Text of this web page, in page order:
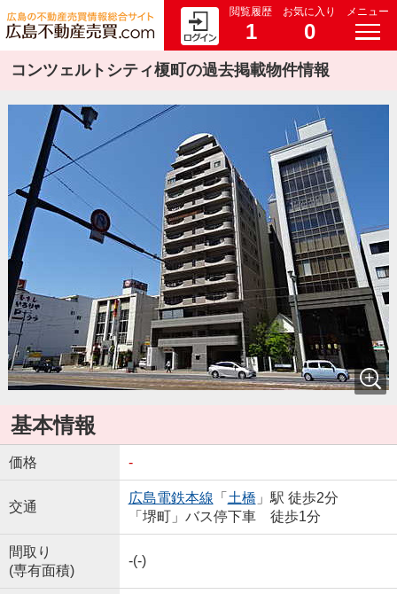
閲覧履歴
1
お気に入り
0
メニュー
コンツェルトシティ榎町の過去掲載物件情報
基本情報
価格 -
交通
広島電鉄本線 「 土橋 」駅 徒歩2分
「堺町」バス停下車 徒歩1分
間取り
(専有面積)
-(-)